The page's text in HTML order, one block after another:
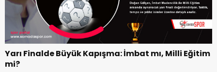
Yarı Finalde Büyük Kapışma: İmbat mı, Milli Eğitim
mi?